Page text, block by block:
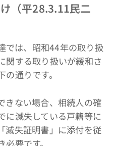
（平28.3.11民二
は、昭和44年の取り扱
関する取り扱いが緩和さ
通りです。
きない場合、相続人の確
に滅失している戸籍等に
滅失証明書」に添付を従
要です。